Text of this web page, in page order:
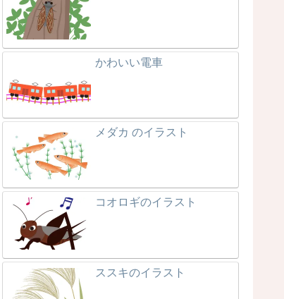
かわいい電車
メダカ のイラスト
コオロギのイラスト
ススキのイラスト